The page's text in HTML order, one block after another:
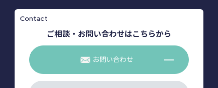
Contact
ご相談・お問い合わせはこちらから
お問い合わせ